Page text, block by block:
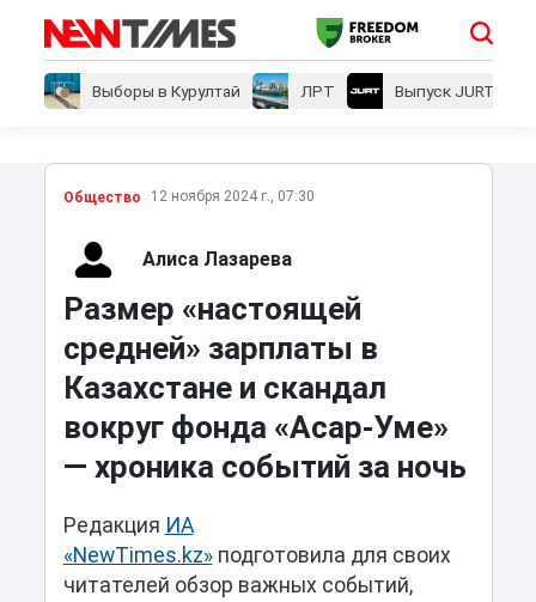
Выборы в Курултай ЛРТ Выпуск JURT
Общество 12 ноября 2024 г., 07:30
Алиса Лазарева
Размер «настоящей
средней» зарплаты в
Казахстане и скандал
вокруг фонда «Асар-Уме»
— хроника событий за ночь
Редакция ИА
«NewTimes.kz»подготовила для своих
читателей обзор важных событий,